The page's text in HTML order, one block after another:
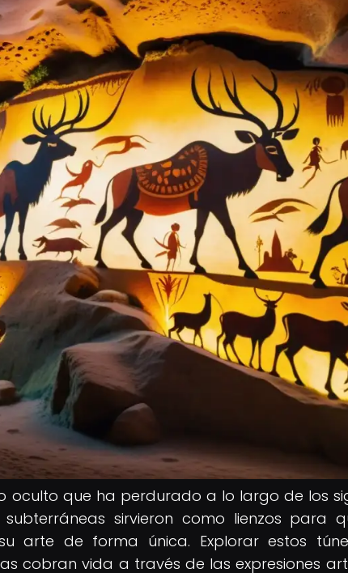
oculto que ha perdurado a lo largo de los
sirvieron como lienzos para
arte de forma única. Explorar estos
cobran vida a través de las expresiones